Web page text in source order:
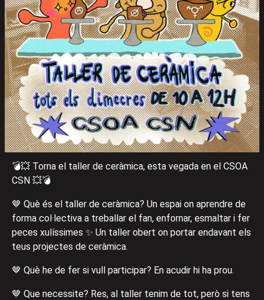
💣💥 Torna el taller de ceràmica, esta vegada en el CSOA
CSN 💥💣
🤎 Què és el taller de ceràmica? Un espai on aprendre de
forma col·lectiva a treballar el fan, enfornar, esmaltar i fer
peces xulíssimes ✨ Un taller obert on portar endavant els
teus projectes de ceràmica.
🤎 Què he de fer si vull participar? En acudir hi ha prou.
🤎 Que necessite? Res, al taller tenim de tot, però si tens